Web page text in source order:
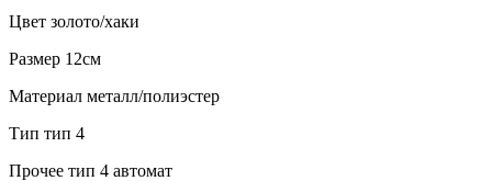
Цвет золото/хаки
Размер 12см
Материал металл/полиэстер
Тип тип 4
Прочее тип 4 автомат